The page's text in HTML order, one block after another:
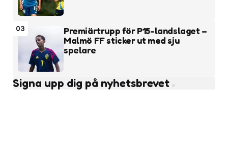
03
Premiärtrupp för P15-landslaget –
Malmö FF sticker ut med sju
spelare
Signa upp dig på nyhetsbrevet